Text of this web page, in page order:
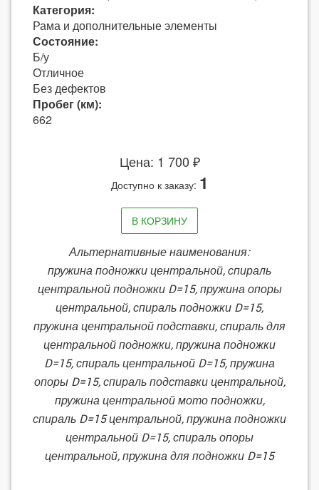
Категория:
Рама и дополнительные элементы
Состояние:
Б/у
Отличное
Без дефектов
Пробег (км):
662
Цена: 1 700 ₽
Доступно к заказу: 1
В КОРЗИНУ
Альтернативные наименования:
пружина подножки центральной, спираль
центральной подножки D=15, пружина опоры
центральной, спираль подножки D=15,
пружина центральной подставки, спираль для
центральной подножки, пружина подножки
D=15, спираль центральной D=15, пружина
опоры D=15, спираль подставки центральной,
пружина центральной мото подножки,
спираль D=15 центральной, пружина подножки
центральной D=15, спираль опоры
центральной, пружина для подножки D=15